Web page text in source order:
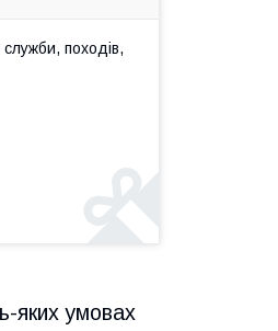
походів,
яких умовах